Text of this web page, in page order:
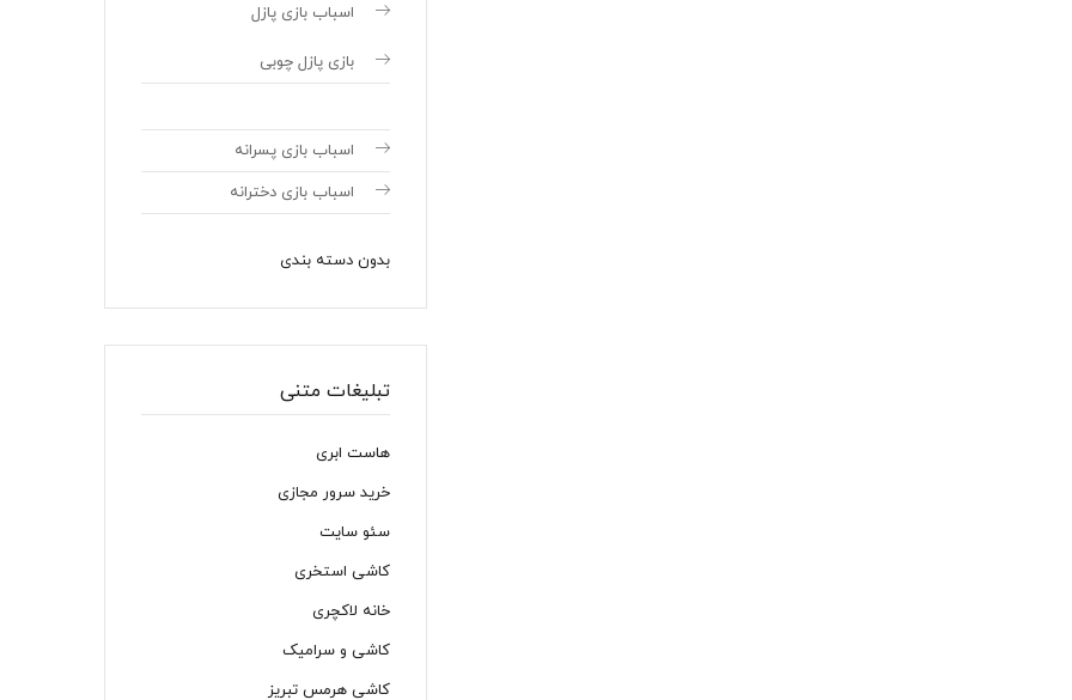
اسباب بازی پازل
بازی پازل چوبی
اسباب بازی پسرانه
اسباب بازی دخترانه
بدون دسته بندی
تبلیغات متنی
هاست ابری
خرید سرور مجازی
سئو سایت
کاشی استخری
خانه لاکچری
کاشی و سرامیک
کاشی هرمس تبریز